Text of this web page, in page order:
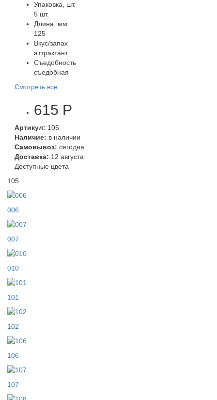
Упаковка, шт.
5 шт.
Длина, мм
125
Вкус/запах
аттрактант
Съедобность
съедобная
Смотреть все...
615 Р
Артикул: 105
Наличие: в наличии
Самовывоз: сегодня
Доставка: 12 августа
Доступные цвета
105
006
007
010
101
102
106
107